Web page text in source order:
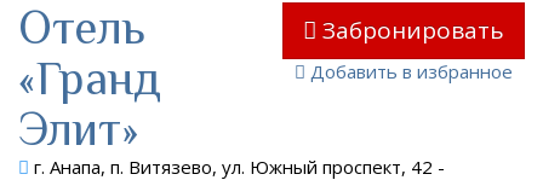
Забронировать
Добавить в избранное
Отель
«Гранд
Элит»
г. Анапа, п. Витязево, ул. Южный проспект, 42 -